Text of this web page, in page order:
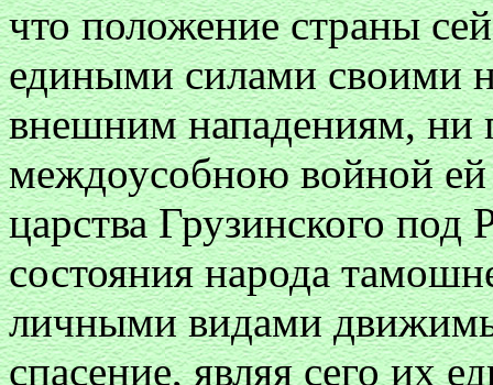
что положение страны
едиными силами своими
внешним нападениям, ни
междоусобною войной
царства Грузинского
состояния народа
личными видами
спасение, являя сего их